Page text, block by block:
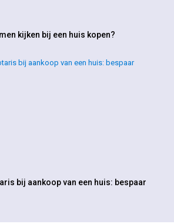
kijken bij een huis kopen?
bij aankoop van een huis: bespaar